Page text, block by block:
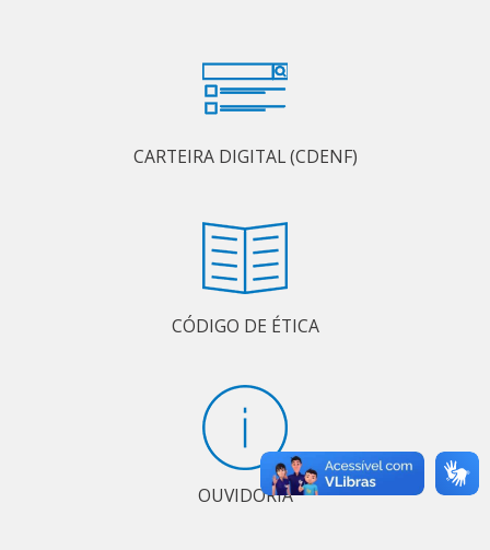
CARTEIRA DIGITAL (CDENF)
CÓDIGO DE ÉTICA
OUVIDORIA